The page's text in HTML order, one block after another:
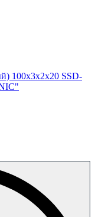
100х3х2х20 SSD-